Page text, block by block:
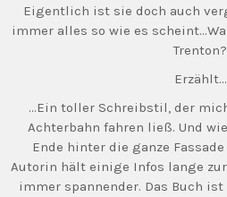
Eigentlich ist sie doch auch
immer alles so wie es
Trenton?
Erzählt…
…Ein toller Schreibstil, der
Achterbahn fahren ließ. Und
Ende hinter die ganze
Autorin hält einige Infos lange
immer spannender. Das Buch